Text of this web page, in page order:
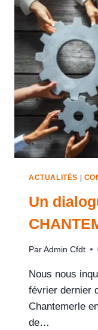
ACTUALITÉS
Un
Par Admin Cfdt
Nous nous
février dernier
Chantemerle
de…